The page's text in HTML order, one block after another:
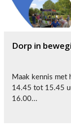
Dorp in
Maak kennis met
14.45 tot 15.45
16.00...